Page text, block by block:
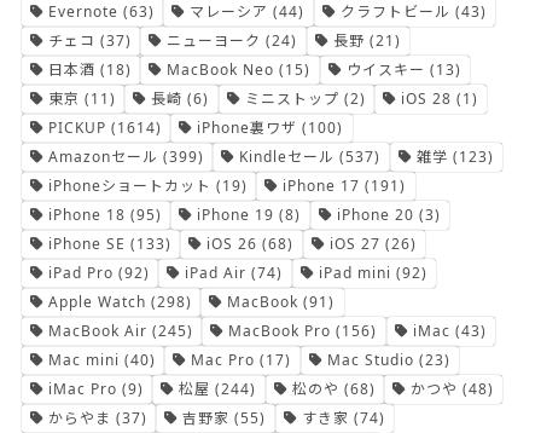
Evernote (63) マレーシア (44) クラフトビール (43)
チェコ (37) ニューヨーク (24) 長野 (21)
日本酒 (18) MacBook Neo (15) ウイスキー (13)
東京 (11) 長崎 (6) ミニストップ (2) iOS 28 (1)
PICKUP (1614) iPhone裏ワザ (100)
Amazonセール (399) Kindleセール (537) 雑学 (123)
iPhoneショートカット (19) iPhone 17 (191)
iPhone 18 (95) iPhone 19 (8) iPhone 20 (3)
iPhone SE (133) iOS 26 (68) iOS 27 (26)
iPad Pro (92) iPad Air (74) iPad mini (92)
Apple Watch (298) MacBook (91)
MacBook Air (245) MacBook Pro (156) iMac (43)
Mac mini (40) Mac Pro (17) Mac Studio (23)
iMac Pro (9) 松屋 (244) 松のや (68) かつや (48)
からやま (37) 吉野家 (55) すき家 (74)